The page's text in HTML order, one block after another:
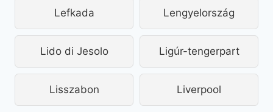
Lefkada Lengyelország
Lido di Jesolo Ligúr-tengerpart
Lisszabon Liverpool